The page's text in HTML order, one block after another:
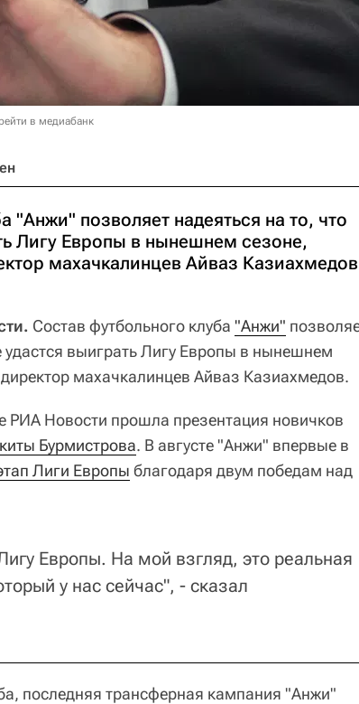
в медиабанк
"Анжи" позволяет надеяться на то, что
Лигу Европы в нынешнем сезоне,
махачкалинцев Айваз
Состав футбольного клуба "Анжи"
удастся выиграть Лигу Европы в нынешнем
махачкалинцев Айваз Казиахмедов.
РИА Новости прошла презентация новичков
Бурмистрова. В августе "Анжи" впервые в
Лиги Европы благодаря двум победам над
Европы. На мой взгляд, это реальная
у нас сейчас", - сказал
последняя трансферная кампания "Анжи"